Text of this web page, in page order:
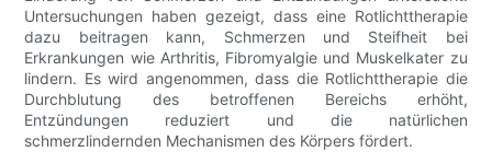
Untersuchungen haben gezeigt, dass eine Rotlichttherapie
dazu beitragen kann, Schmerzen und Steifheit bei
Erkrankungen wie Arthritis, Fibromyalgie und Muskelkater zu
lindern. Es wird angenommen, dass die Rotlichttherapie die
Durchblutung des betroffenen Bereichs erhöht,
Entzündungen reduziert und die natürlichen
schmerzlindernden Mechanismen des Körpers fördert.